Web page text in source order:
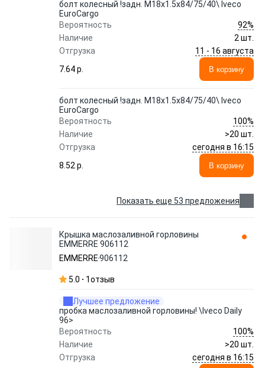
болт колесный !задн. M18x1.5x84/75/40\ Iveco
EuroCargo
Вероятность
92%
Наличие
2 шт.
Отгрузка
11 - 16 августа
7.64 p.
В корзину
болт колесный !задн. M18x1.5x84/75/40\ Iveco
EuroCargo
Вероятность
100%
Наличие
>20 шт.
Отгрузка
сегодня в 16:15
8.52 p.
В корзину
Показать еще 53 предложения
Крышка маслозаливной горловины
EMMERRE 906112
EMMERRE906112
5.0 1отзыв
Лучшее предложение
пробка маслозаливной горловины! \Iveco Daily
96>
Вероятность
100%
Наличие
>20 шт.
Отгрузка
сегодня в 16:15